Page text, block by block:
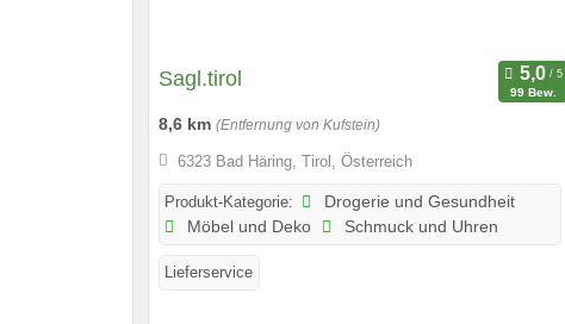
Sagl.tirol
99 Bew.
8,6 km (Entfernung von Kufstein)
6323 Bad Häring, Tirol, Österreich
Produkt-Kategorie:
Drogerie und Gesundheit
Möbel und Deko
Schmuck und Uhren
Lieferservice